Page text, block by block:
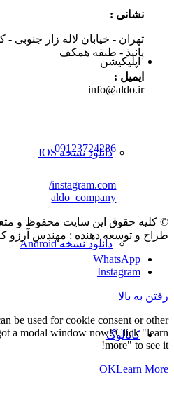
اپلیکیشن
دانلود نسخه IOS
دانلود نسخه Android
کاتالوگ
نشانی :
تهران - خیابان لاله زار جنوبی
پانیذ - طبقه همکف
ایمیل :
info@aldo.ir
09123724286
instagram.com/
aldo_company
© کلیه حقوق این سایت محفوظ و
طراح و توسعه دهنده : مهندس آرزو
WhatsApp
Instagram
رفتن به بالا
be used for cookie consent or other
a modal window now! Click "learn
more" to see it!
OKLearn More